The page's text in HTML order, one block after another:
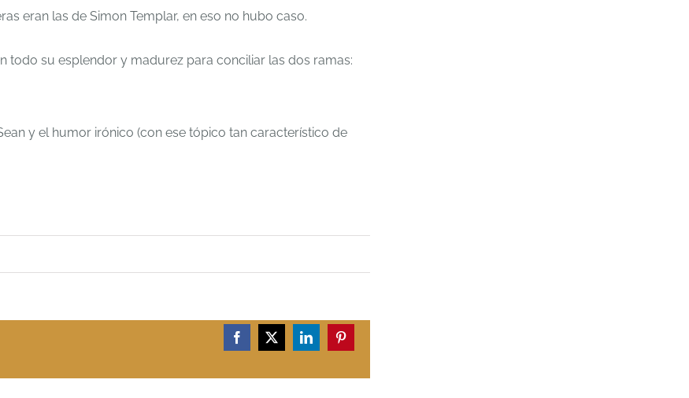
eran las de Simon Templar, en eso no hubo caso.
todo su esplendor y madurez para conciliar las dos ramas:
y el humor irónico (con ese tópico tan característico de
Facebook
X LinkedInPinterest